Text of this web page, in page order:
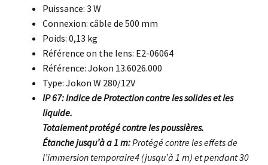
Puissance: 3 W
Connexion: câble de 500 mm
Poids: 0,13 kg
Référence on the lens: E2-06064
Référence: Jokon 13.6026.000
Type: Jokon W 280/12V
IP 67: Indice de Protection contre les solides et les
liquide.
Totalement protégé contre les poussières.
Étanche jusqu’à a 1 m:Protégé contre les effets de
l’immersion temporaire4 (jusqu’à 1 m) et pendant 30